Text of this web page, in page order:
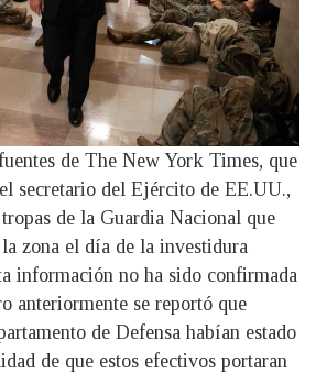
de The New York Times, que
secretario del Ejército de EE.UU.,
de la Guardia Nacional que
zona el día de la investidura
información no ha sido confirmada
anteriormente se reportó que
de Defensa habían estado
de que estos efectivos portaran